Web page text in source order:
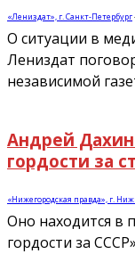
«Лениздат», г. Санкт-Петербург
О ситуации в
Лениздат
независимой
Андрей
гордости за
«Нижегородская правда», г.
Оно находится в
гордости за